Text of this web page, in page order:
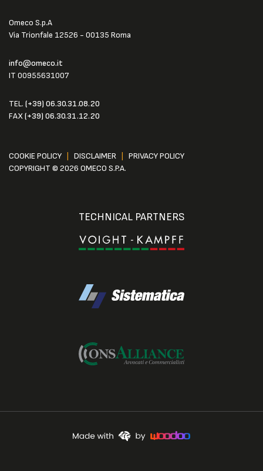
Omeco S.p.A
Via Trionfale 12526 - 00135 Roma
info@omeco.it
IT 00955631007
TEL. (+39) 06.30.31.08.20
FAX(+39) 06.30.31.12.20
COOKIE POLICY DISCLAIMER
PRIVACY POLICY
COPYRIGHT © 2026 OMECO S.P.A.
TECHNICAL PARTNERS